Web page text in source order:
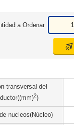
a Ordenar
transversal del
2)
nucleos(Núcleo)